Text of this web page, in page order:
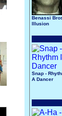
Benassi
Illusion
Snap -
A Dancer